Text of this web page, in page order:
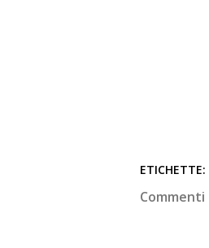
ETICHETTE:
Commenti